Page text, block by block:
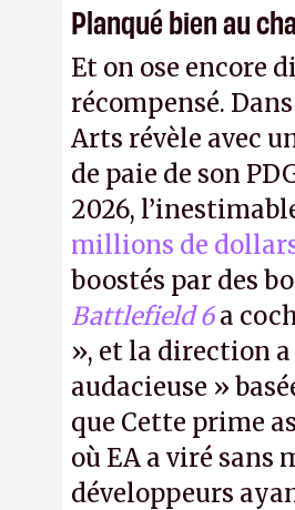
Planqué bien au
Et on ose encore
récompensé.
Arts révèle avec
de paie de son
2026,
millions de
boostés par des
Battlefield 6a
», et la direction
audacieuse »
que Cette prime
où EA a viré sans
développeurs